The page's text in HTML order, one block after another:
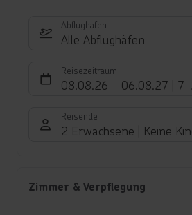
Abflughafen
Alle Abflughäfen
Reisezeitraum
08.08.26 – 06.08.27 7-
Reisende
2 Erwachsene Keine
Zimmer & Verpflegung